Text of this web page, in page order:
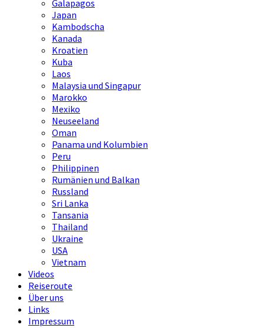
Galapagos
Japan
Kambodscha
Kanada
Kroatien
Kuba
Laos
Malaysia und Singapur
Marokko
Mexiko
Neuseeland
Oman
Panama und Kolumbien
Peru
Philippinen
Rumänien und Balkan
Russland
Sri Lanka
Tansania
Thailand
Ukraine
USA
Vietnam
Videos
Reiseroute
Über uns
Links
Impressum